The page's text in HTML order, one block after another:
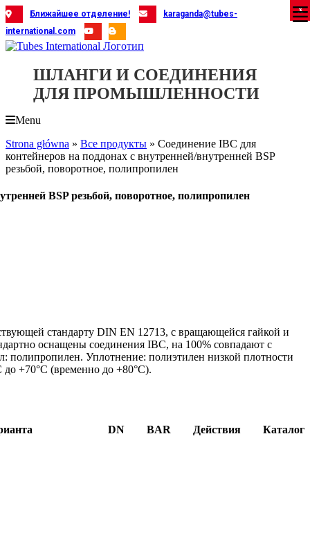
Skip
to
content
Ближайшее отделение!
karaganda@tubes-
international.com
ШЛАНГИ И СОЕДИНЕНИЯ
ДЛЯ ПРОМЫШЛЕННОСТИ
Menu
Strona główna » Все продукты » Соединение IBC для
контейнеров на поддонах с внутренней/внутренней BSP
резьбой, поворотное, полипропилен
BSP резьбой, поворотное, полипропилен
стандарту DIN EN 12713, с вращающейся гайкой и
оснащены соединения IBC, на 100% совпадают с
полипропилен. Уплотнение: полиэтилен низкой плотности
до +70°C (временно до +80°C).
DN BAR Действия Каталог
X
X
X
X
X
X
X
X
X
X
X
X
X
X
X
X
X
X
X